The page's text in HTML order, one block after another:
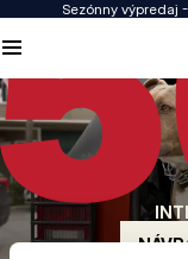
Sezónny výpredaj
KVALITA JE
Naše oblečenie
materiálov ani v
PÔVOD Z USA
Naše korene
autentický a
ZNAČKA S
Naše kolekcie si